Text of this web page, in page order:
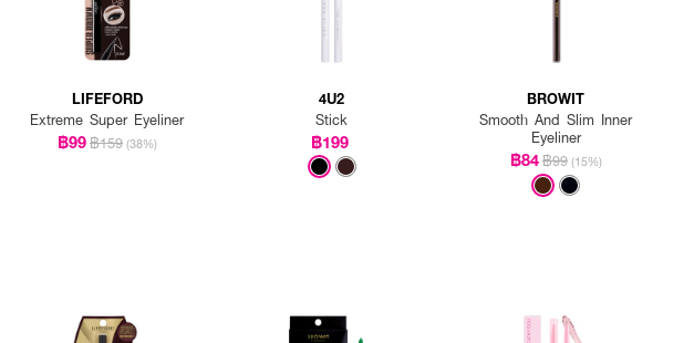
LIFEFORD
Extreme Super Eyeliner
฿99฿159 (38%)
4U2
Stick
฿199
BROWIT
Smooth And Slim Inner
Eyeliner
฿84฿99 (15%)